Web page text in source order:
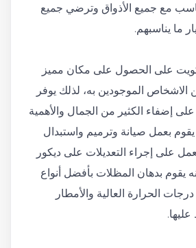
مع جميع الأذواق وترضي جميع
ما يناسبهم.
على الحصول على مكان مميز
الموجودين به، لذلك يوفر
إضفاء الكثير من الجمال والأهمية
بعمل صيانة وترميم واستبدال
على إجراء التعديلات على ديكور
يقوم بدهان المظلات بأفضل أنواع
الحرارة العالية والأمطار